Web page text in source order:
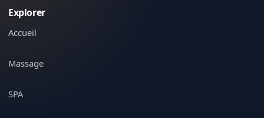
Explorer
Accueil
Massage
SPA